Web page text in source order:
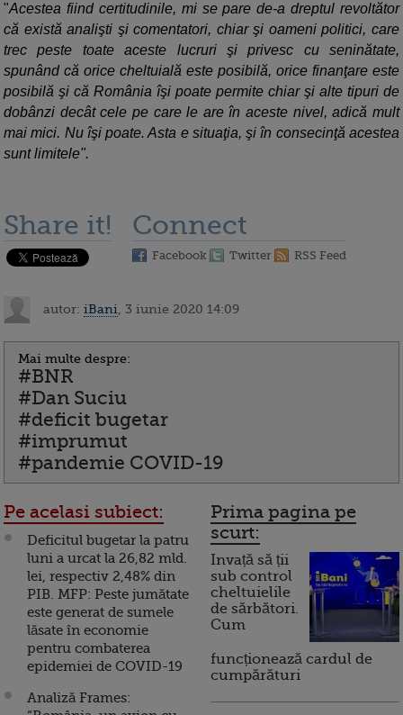
"Acestea fiind certitudinile, mi se pare de-a dreptul revoltător
că există analişti şi comentatori, chiar şi oameni politici, care
trec peste toate aceste lucruri şi privesc cu seninătate,
spunând că orice cheltuială este posibilă, orice finanţare este
posibilă şi că România îşi poate permite chiar şi alte tipuri de
dobânzi decât cele pe care le are în aceste nivel, adică mult
mai mici. Nu îşi poate. Asta e situaţia, şi în consecinţă acestea
sunt limitele".
Share it! Connect
Facebook Twitter RSS Feed
autor: iBani , 3 iunie 2020 14:09
Mai multe despre:
#BNR
#Dan Suciu
#deficit bugetar
#imprumut
#pandemie COVID-19
Pe acelasi subiect:
Deficitul bugetar la patru
luni a urcat la 26,82 mld.
lei, respectiv 2,48% din
PIB. MFP: Peste jumătate
este generat de sumele
lăsate în economie
pentru combaterea
epidemiei de COVID-19
Analiză Frames:
Prima pagina pe
scurt:
Invață să ții
sub control
cheltuielile
de sărbători.
Cum
funcționează cardul de
cumpărături